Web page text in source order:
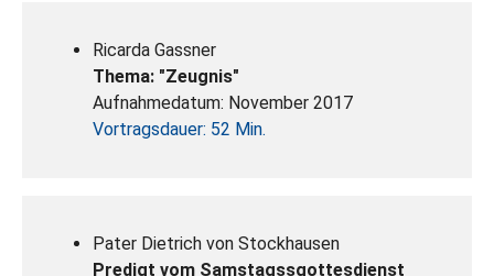
Ricarda Gassner
Thema: "Zeugnis"
Aufnahmedatum: November 2017
Vortragsdauer: 52 Min.
Pater Dietrich von Stockhausen
Predigt vom Samstagssgottesdienst